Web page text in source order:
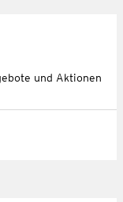
und Aktionen